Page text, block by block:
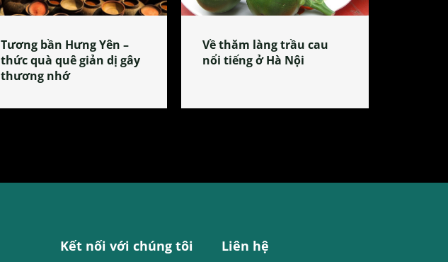
Tương bần Hưng Yên –
thức quà quê giản dị gây
thương nhớ
Về thăm làng trầu cau
nổi tiếng ở Hà Nội
Kết nối với chúng tôi Liên hệ